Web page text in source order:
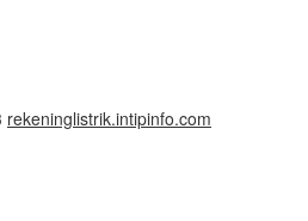
rekeninglistrik.intipinfo.com